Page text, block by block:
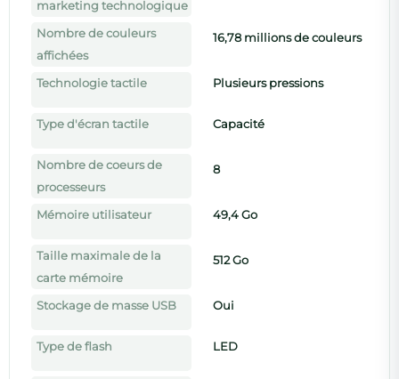
marketing technologique
Nombre de couleurs
affichées
16,78 millions de couleurs
Technologie tactile Plusieurs pressions
Type d'écran tactile Capacité
Nombre de coeurs de
processeurs
8
Mémoire utilisateur 49,4 Go
Taille maximale de la
carte mémoire
512 Go
Stockage de masse USB Oui
Type de flash LED